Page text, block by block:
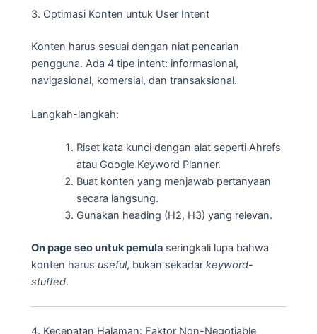
3. Optimasi Konten untuk User Intent
Konten harus sesuai dengan niat pencarian
pengguna. Ada 4 tipe intent: informasional,
navigasional, komersial, dan transaksional.
Langkah-langkah:
Riset kata kunci dengan alat seperti Ahrefs
atau Google Keyword Planner.
Buat konten yang menjawab pertanyaan
secara langsung.
Gunakan heading (H2, H3) yang relevan.
On page seo untuk pemula seringkali lupa bahwa
konten harus useful, bukan sekadar keyword-
stuffed.
4. Kecepatan Halaman: Faktor Non-Negotiable